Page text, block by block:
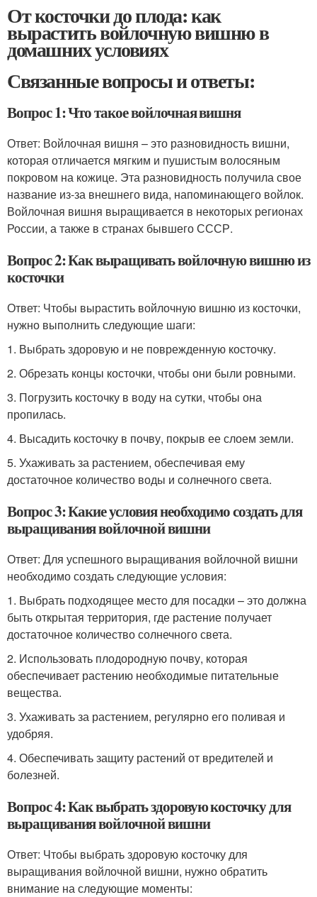
От косточки до плода: как
вырастить войлочную вишню в
домашних условиях
Связанные вопросы и ответы:
Вопрос 1: Что такое войлочная вишня
Ответ: Войлочная вишня – это разновидность вишни,
которая отличается мягким и пушистым волосяным
покровом на кожице. Эта разновидность получила свое
название из-за внешнего вида, напоминающего войлок.
Войлочная вишня выращивается в некоторых регионах
России, а также в странах бывшего СССР.
Вопрос 2: Как выращивать войлочную вишню из
косточки
Ответ: Чтобы вырастить войлочную вишню из косточки,
нужно выполнить следующие шаги:
1. Выбрать здоровую и не поврежденную косточку.
2. Обрезать концы косточки, чтобы они были ровными.
3. Погрузить косточку в воду на сутки, чтобы она
пропилась.
4. Высадить косточку в почву, покрыв ее слоем земли.
5. Ухаживать за растением, обеспечивая ему
достаточное количество воды и солнечного света.
Вопрос 3: Какие условия необходимо создать для
выращивания войлочной вишни
Ответ: Для успешного выращивания войлочной вишни
необходимо создать следующие условия:
1. Выбрать подходящее место для посадки – это должна
быть открытая территория, где растение получает
достаточное количество солнечного света.
2. Использовать плодородную почву, которая
обеспечивает растению необходимые питательные
вещества.
3. Ухаживать за растением, регулярно его поливая и
удобряя.
4. Обеспечивать защиту растений от вредителей и
болезней.
Вопрос 4: Как выбрать здоровую косточку для
выращивания войлочной вишни
Ответ: Чтобы выбрать здоровую косточку для
выращивания войлочной вишни, нужно обратить
внимание на следующие моменты: